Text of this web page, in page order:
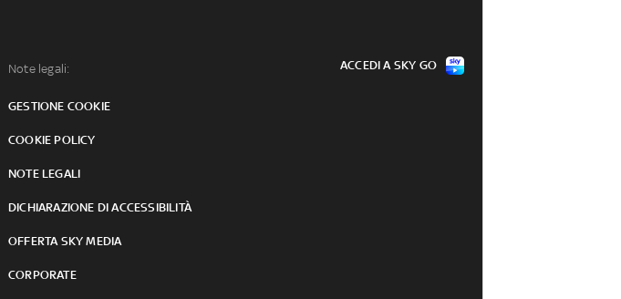
Note legali:
GESTIONE COOKIE
COOKIE POLICY
NOTE LEGALI
DICHIARAZIONE DI ACCESSIBILITÀ
OFFERTA SKY MEDIA
CORPORATE
ACCEDI A SKY GO